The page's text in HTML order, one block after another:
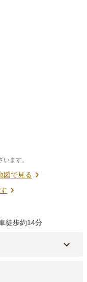
ます。
図で見る
徒歩約14分